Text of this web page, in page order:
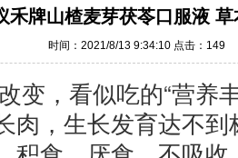
禾牌山楂麦芽茯苓口服液
时间：2021/8/13 9:34:10 点击： 149
变，看似吃的“营养
肉，生长发育达不